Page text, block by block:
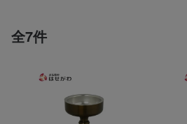
全7件